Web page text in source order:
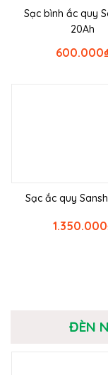
Sạc bình ắc quy
20Ah
600.000
Sạc ắc quy
1.350.000
ĐÈN